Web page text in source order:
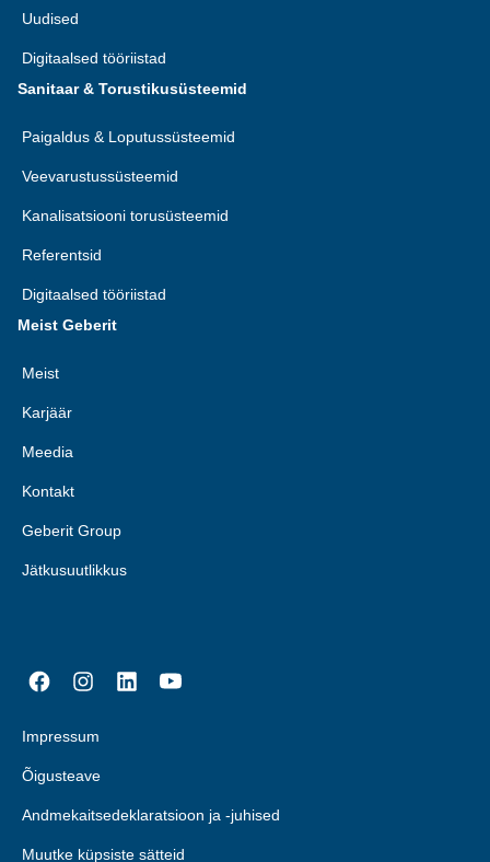
Uudised
Digitaalsed tööriistad
Sanitaar & Torustikusüsteemid
Paigaldus & Loputussüsteemid
Veevarustussüsteemid
Kanalisatsiooni torusüsteemid
Referentsid
Digitaalsed tööriistad
Meist Geberit
Meist
Karjäär
Meedia
Kontakt
Geberit Group
Jätkusuutlikkus
Impressum
Õigusteave
Andmekaitsedeklaratsioon ja -juhised
Muutke küpsiste sätteid